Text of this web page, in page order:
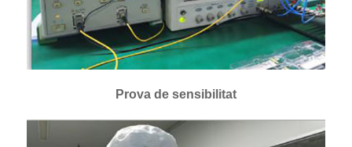
Prova de sensibilitat